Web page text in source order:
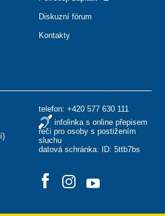
)
telefon: +420 577 630 111
infolinka s online přepisem
řeči pro osoby s postižením
sluchu
datová schránka: ID: 5ttb7bs
Diskuzní fórum
Kontakty